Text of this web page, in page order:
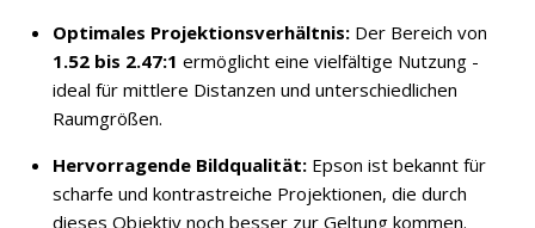
Optimales Projektionsverhältnis: Der Bereich von
1.52 bis 2.47:1 ermöglicht eine vielfältige Nutzung -
ideal für mittlere Distanzen und unterschiedlichen
Raumgrößen.
Hervorragende Bildqualität: Epson ist bekannt für
scharfe und kontrastreiche Projektionen, die durch
dieses Objektiv noch besser zur Geltung kommen.